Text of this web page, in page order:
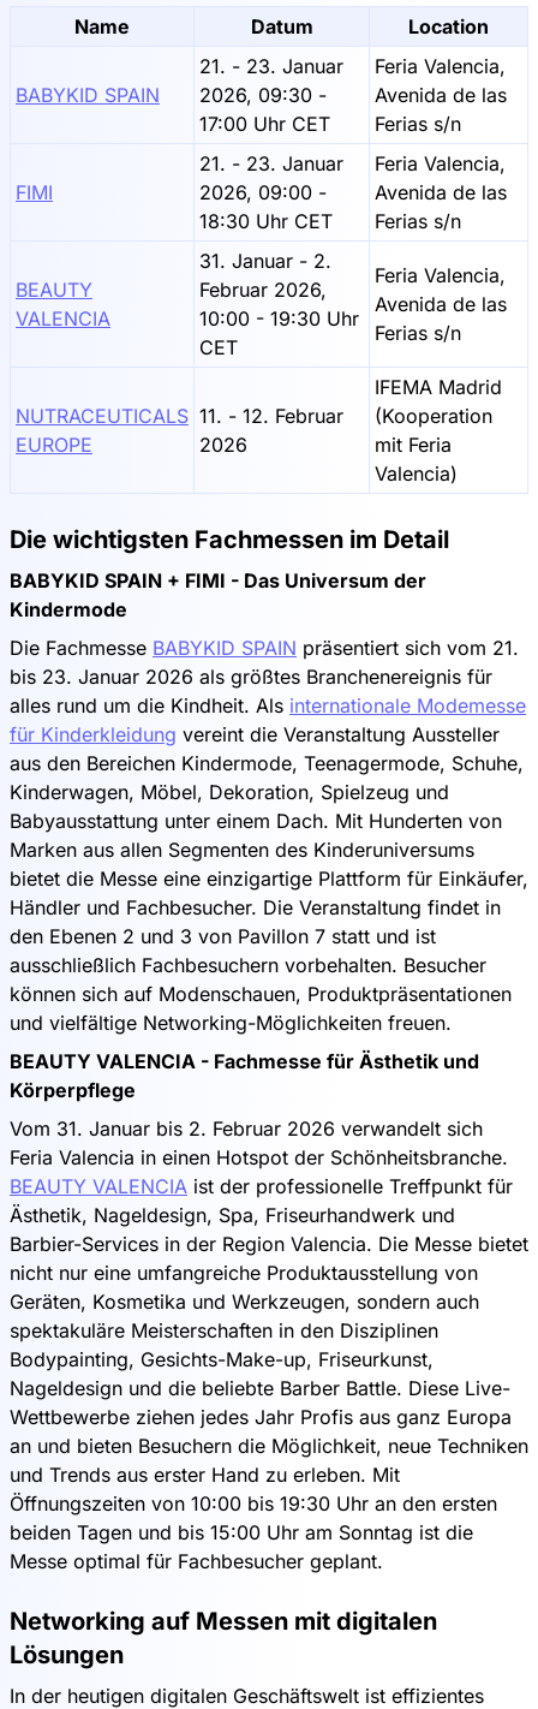
Name Datum Location
BABYKID SPAIN
21. - 23. Januar
2026, 09:30 -
17:00 Uhr CET
Feria Valencia,
Avenida de las
Ferias s/n
FIMI
21. - 23. Januar
2026, 09:00 -
18:30 Uhr CET
Feria Valencia,
Avenida de las
Ferias s/n
BEAUTY
VALENCIA
31. Januar - 2.
Februar 2026,
10:00 - 19:30 Uhr
CET
Feria Valencia,
Avenida de las
Ferias s/n
NUTRACEUTICALS
EUROPE
11. - 12. Februar
2026
IFEMA Madrid
(Kooperation
mit Feria
Valencia)
Die wichtigsten Fachmessen im Detail
BABYKID SPAIN + FIMI - Das Universum der
Kindermode
Die Fachmesse BABYKID SPAIN präsentiert sich vom 21.
bis 23. Januar 2026 als größtes Branchenereignis für
alles rund um die Kindheit. Als internationale Modemesse
für Kinderkleidung vereint die Veranstaltung Aussteller
aus den Bereichen Kindermode, Teenagermode, Schuhe,
Kinderwagen, Möbel, Dekoration, Spielzeug und
Babyausstattung unter einem Dach. Mit Hunderten von
Marken aus allen Segmenten des Kinderuniversums
bietet die Messe eine einzigartige Plattform für Einkäufer,
Händler und Fachbesucher. Die Veranstaltung findet in
den Ebenen 2 und 3 von Pavillon 7 statt und ist
ausschließlich Fachbesuchern vorbehalten. Besucher
können sich auf Modenschauen, Produktpräsentationen
und vielfältige Networking-Möglichkeiten freuen.
BEAUTY VALENCIA - Fachmesse für Ästhetik und
Körperpflege
Vom 31. Januar bis 2. Februar 2026 verwandelt sich
Feria Valencia in einen Hotspot der Schönheitsbranche.
BEAUTY VALENCIA ist der professionelle Treffpunkt für
Ästhetik, Nageldesign, Spa, Friseurhandwerk und
Barbier-Services in der Region Valencia. Die Messe bietet
nicht nur eine umfangreiche Produktausstellung von
Geräten, Kosmetika und Werkzeugen, sondern auch
spektakuläre Meisterschaften in den Disziplinen
Bodypainting, Gesichts-Make-up, Friseurkunst,
Nageldesign und die beliebte Barber Battle. Diese Live-
Wettbewerbe ziehen jedes Jahr Profis aus ganz Europa
an und bieten Besuchern die Möglichkeit, neue Techniken
und Trends aus erster Hand zu erleben. Mit
Öffnungszeiten von 10:00 bis 19:30 Uhr an den ersten
beiden Tagen und bis 15:00 Uhr am Sonntag ist die
Messe optimal für Fachbesucher geplant.
Networking auf Messen mit digitalen
Lösungen
In der heutigen digitalen Geschäftswelt ist effizientes